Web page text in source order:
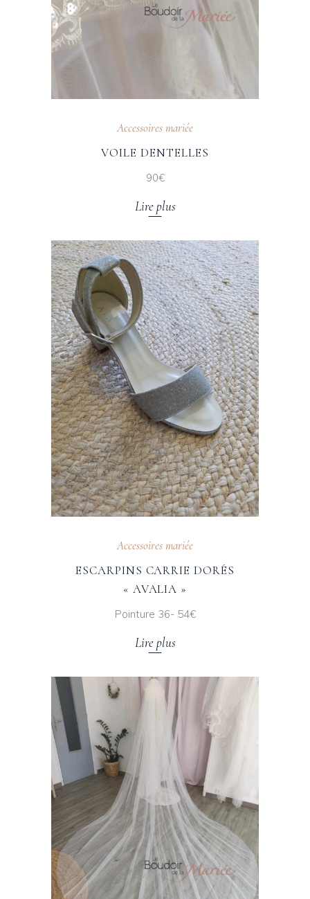
Accessoires mariée
VOILE DENTELLES
90€
Lire plus
Accessoires mariée
ESCARPINS CARRIE DORÉS
« AVALIA »
Pointure 36- 54€
Lire plus